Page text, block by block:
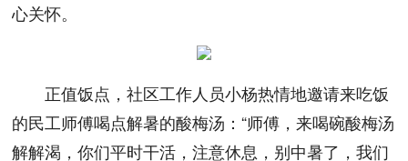
心关怀。
正值饭点，社区工作人员小杨热情地邀请来吃饭
的民工师傅喝点解暑的酸梅汤：“师傅，来喝碗酸梅汤
解解渴，你们平时干活，注意休息，别中暑了，我们